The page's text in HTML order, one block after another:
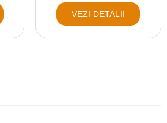
VEZI DETALII